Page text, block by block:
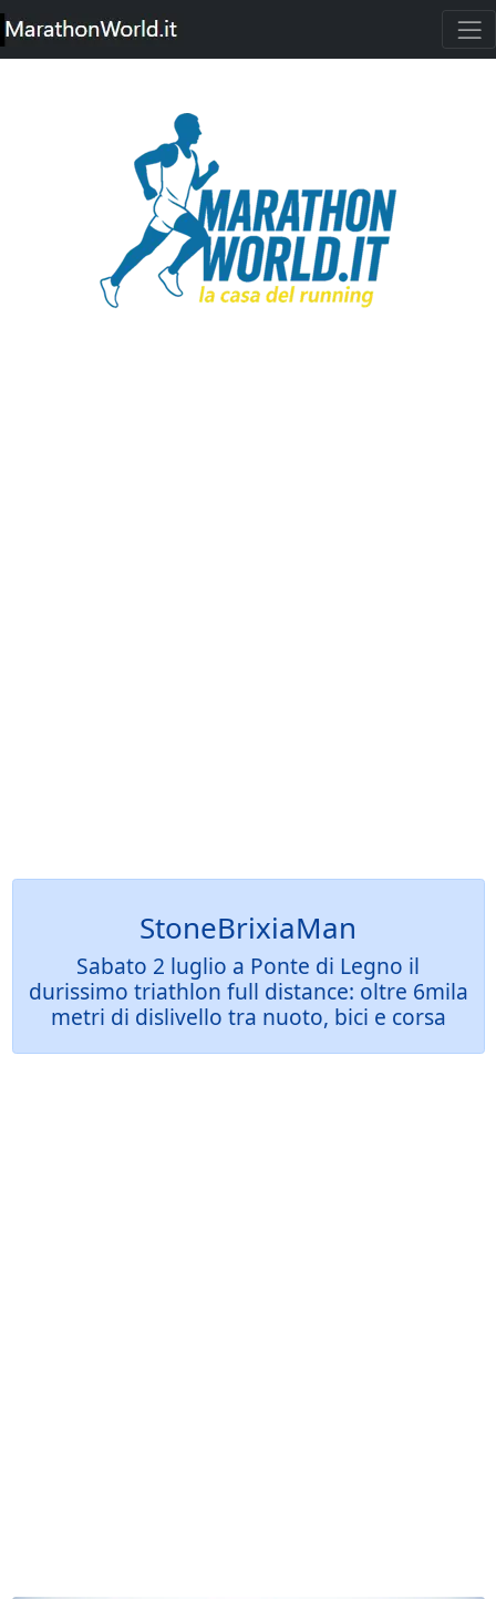
StoneBrixiaMan
Sabato 2 luglio a Ponte di Legno il
durissimo triathlon full distance: oltre 6mila
metri di dislivello tra nuoto, bici e corsa